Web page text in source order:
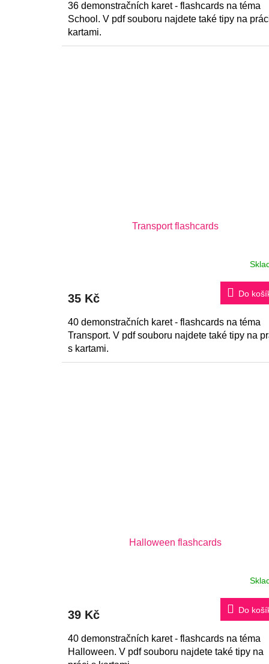
36 demonstračních karet - flashcards na téma
School. V pdf souboru najdete také tipy na
kartami.
Transport flashcards
35 Kč Do
40 demonstračních karet - flashcards na téma
Transport. V pdf souboru najdete také tipy na
s kartami.
Halloween flashcards
39 Kč Do
40 demonstračních karet - flashcards na téma
Halloween. V pdf souboru najdete také tipy na